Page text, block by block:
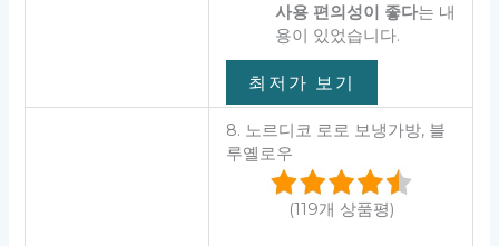
사용 편의성이 좋다는 내
용이 있었습니다.
최저가 보기
8. 노르디코 로로 보냉가방, 블
루옐로우
(119개 상품평)